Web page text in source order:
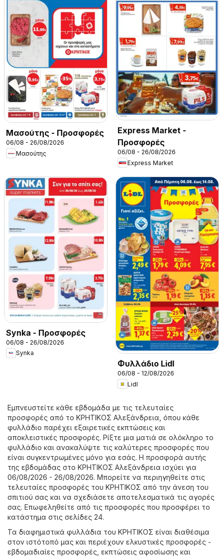
Μασούτης - Προσφορές
06/08 - 26/08/2026
Μασούτης
Express Market -
Προσφορές
06/08 - 26/08/2026
Express Market
Synka - Προσφορές
06/08 - 26/08/2026
Synka
Φυλλάδιο Lidl
06/08 - 12/08/2026
Lidl
Εμπνευστείτε κάθε εβδομάδα με τις τελευταίες
προσφορές από το ΚΡΗΤΙΚΟΣ Αλεξάνδρεια, όπου κάθε
φυλλάδιο παρέχει εξαιρετικές εκπτώσεις και
αποκλειστικές προσφορές. Ρίξτε μια ματιά σε ολόκληρο το
φυλλάδιο και ανακαλύψτε τις καλύτερες προσφορές που
είναι συγκεντρωμένες μόνο για εσάς. Η προσφορά αυτής
της εβδομάδας στο ΚΡΗΤΙΚΟΣ Αλεξάνδρεια ισχύει για
06/08/2026 - 26/08/2026. Μπορείτε να περιηγηθείτε στις
τελευταίες προσφορές του ΚΡΗΤΙΚΟΣ από την άνεση του
σπιτιού σας και να σχεδιάσετε αποτελεσματικά τις αγορές
σας. Επωφεληθείτε από τις προσφορές που προσφέρει το
κατάστημα στις σελίδες 24.
Τα διαφημιστικά φυλλάδια του ΚΡΗΤΙΚΟΣ είναι διαθέσιμα
στον ιστότοπό μας και περιέχουν ελκυστικές προσφορές -
εβδομαδιαίες προσφορές, εκπτώσεις αφοσίωσης και